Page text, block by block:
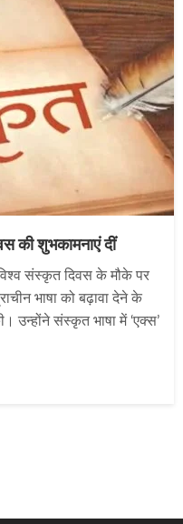
की शुभकामनाएं दीं
विश्व संस्कृत दिवस के मौके पर
भाषा को बढ़ावा देने के
उन्होंने संस्कृत भाषा में ‘एक्स’